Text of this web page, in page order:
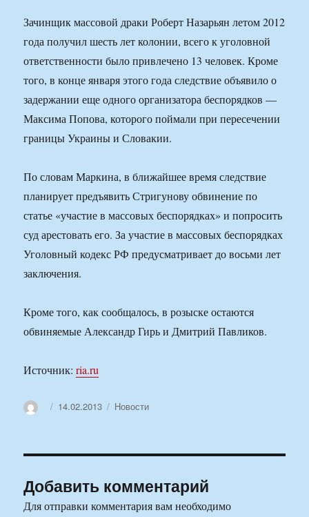
Зачинщик массовой драки Роберт Назарьян летом 2012
года получил шесть лет колонии, всего к уголовной
ответственности было привлечено 13 человек. Кроме
того, в конце января этого года следствие объявило о
задержании еще одного организатора беспорядков —
Максима Попова, которого поймали при пересечении
границы Украины и Словакии.
По словам Маркина, в ближайшее время следствие
планирует предъявить Стригунову обвинение по
статье «участие в массовых беспорядках» и попросить
суд арестовать его. За участие в массовых беспорядках
Уголовный кодекс РФ предусматривает до восьми лет
заключения.
Кроме того, как сообщалось, в розыске остаются
обвиняемые Александр Гирь и Дмитрий Павликов.
Источник:ria.ru
АвторОпубликовано
14.02.2013 Рубрики
Новости
Добавить комментарий
Для отправки комментария вам необходимо